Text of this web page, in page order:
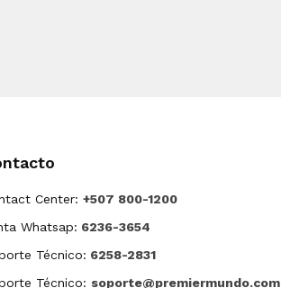
Center: +507 800-1200
Whatsap: 6236-3654
Técnico: 6258-2831
Técnico: soporte@premiermundo.com